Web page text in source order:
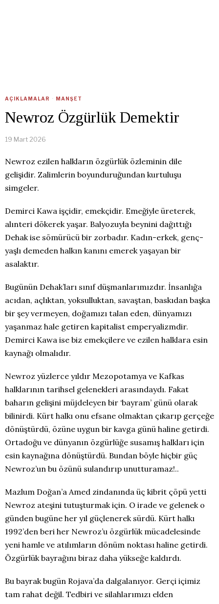
AÇIKLAMALAR · MANŞET
Newroz Özgürlük Demektir
19 Mart 2026
Newroz ezilen halkların özgürlük özleminin dile
gelişidir. Zalimlerin boyunduruğundan kurtuluşu
simgeler.
Demirci Kawa işçidir, emekçidir. Emeğiyle üreterek,
alınteri dökerek yaşar. Balyozuyla beynini dağıttığı
Dehak ise sömürücü bir zorbadır. Kadın-erkek, genç-
yaşlı demeden halkın kanını emerek yaşayan bir
asalaktır.
Bugünün Dehak’ları sınıf düşmanlarımızdır. İnsanlığa
acıdan, açlıktan, yoksulluktan, savaştan, baskıdan başka
bir şey vermeyen, doğamızı talan eden, dünyamızı
yaşanmaz hale getiren kapitalist emperyalizmdir.
Demirci Kawa ise biz emekçilere ve ezilen halklara esin
kaynağı olmalıdır.
Newroz yüzlerce yıldır Mezopotamya ve Kafkas
halklarının tarihsel gelenekleri arasındaydı. Fakat
baharın gelişini müjdeleyen bir ‘bayram’ günü olarak
bilinirdi. Kürt halkı onu efsane olmaktan çıkarıp gerçeğe
dönüştürdü, özüne uygun bir kavga günü haline getirdi.
Ortadoğu ve dünyanın özgürlüğe susamış halkları için
esin kaynağına dönüştürdü. Bundan böyle hiçbir güç
Newroz’un bu özünü sulandırıp unutturamaz!..
Mazlum Doğan’a Amed zindanında üç kibrit çöpü yetti
Newroz ateşini tutuşturmak için. O irade ve gelenek o
günden bugüne her yıl güçlenerek sürdü. Kürt halkı
1992’den beri her Newroz’u özgürlük mücadelesinde
yeni hamle ve atılımların dönüm noktası haline getirdi.
Özgürlük bayrağını biraz daha yükseğe kaldırdı.
Bu bayrak bugün Rojava’da dalgalanıyor. Gerçi içimiz
tam rahat değil. Tedbiri ve silahlarımızı elden